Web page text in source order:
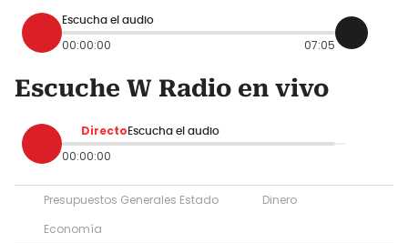
Escucha el audio
00:00:00 07:05
Escuche W Radio en vivo
Directo Escucha el audio
00:00:00
Presupuestos Generales Estado
Dinero
Economía